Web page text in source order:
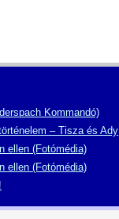
Kommandó)
– Tisza és Ady
ellen (Fotómédia)
ellen (Fotómédia)